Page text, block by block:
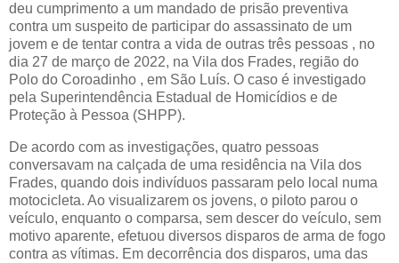
deu cumprimento a um mandado de prisão preventiva
contra um suspeito de participar do assassinato de um
jovem e de tentar contra a vida de outras três pessoas , no
dia 27 de março de 2022, na Vila dos Frades, região do
Polo do Coroadinho , em São Luís. O caso é investigado
pela Superintendência Estadual de Homicídios e de
Proteção à Pessoa (SHPP).
De acordo com as investigações, quatro pessoas
conversavam na calçada de uma residência na Vila dos
Frades, quando dois indivíduos passaram pelo local numa
motocicleta. Ao visualizarem os jovens, o piloto parou o
veículo, enquanto o comparsa, sem descer do veículo, sem
motivo aparente, efetuou diversos disparos de arma de fogo
contra as vítimas. Em decorrência dos disparos, uma das